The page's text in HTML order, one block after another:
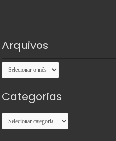
Arquivos
Arquivos
Categorias
Categorias